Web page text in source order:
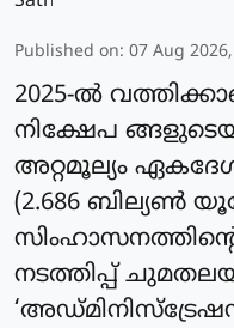
Published on: 07 Aug
2025-ല്‍
നിക്ഷേപ
അറ്റമൂല്യം
(2.686 ബില്യണ്‍
നടത്തിപ്പ്